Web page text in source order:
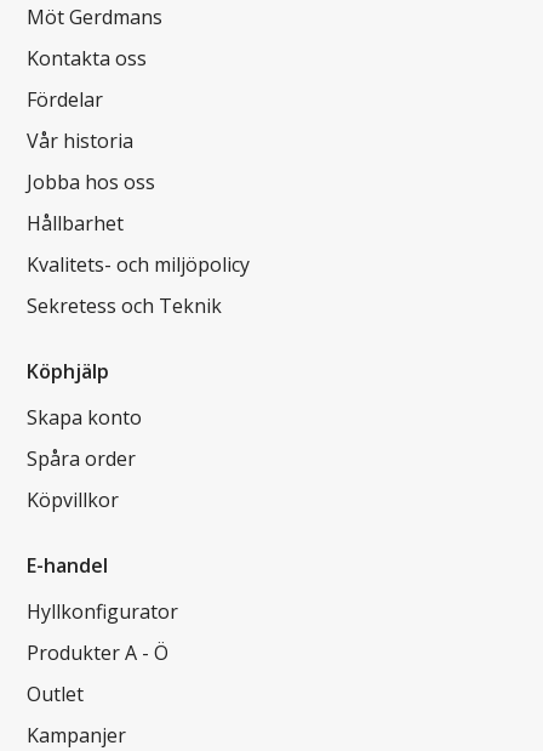
Möt Gerdmans
Kontakta oss
Fördelar
Vår historia
Jobba hos oss
Hållbarhet
Kvalitets- och miljöpolicy
Sekretess och Teknik
Köphjälp
Skapa konto
Spåra order
Köpvillkor
E-handel
Hyllkonfigurator
Produkter A - Ö
Outlet
Kampanjer